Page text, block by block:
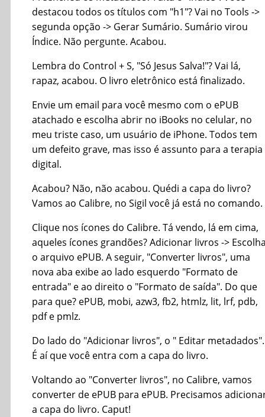
destacou todos os títulos com "h1"? Vai no Tools ->
segunda opção -> Gerar Sumário. Sumário virou
Índice. Não pergunte. Acabou.
Lembra do Control + S, "Só Jesus Salva!"? Vai lá,
rapaz, acabou. O livro eletrônico está finalizado.
Envie um email para você mesmo com o ePUB
atachado e escolha abrir no iBooks no celular, no
meu triste caso, um usuário de iPhone. Todos tem
um defeito grave, mas isso é assunto para a terapia
digital.
Acabou? Não, não acabou. Quédi a capa do livro?
Vamos ao Calibre, no Sigil você já está no comando.
Clique nos ícones do Calibre. Tá vendo, lá em cima,
aqueles ícones grandões? Adicionar livros ->
o arquivo ePUB. A seguir, "Converter livros", uma
nova aba exibe ao lado esquerdo "Formato de
entrada" e ao direito o "Formato de saída". Do que
para que? ePUB, mobi, azw3, fb2, htmlz, lit, lrf, pdb,
pdf e pmlz.
Do lado do "Adicionar livros", o " Editar metadados".
É aí que você entra com a capa do livro.
Voltando ao "Converter livros", no Calibre, vamos
converter de ePUB para ePUB. Precisamos
a capa do livro. Caput!